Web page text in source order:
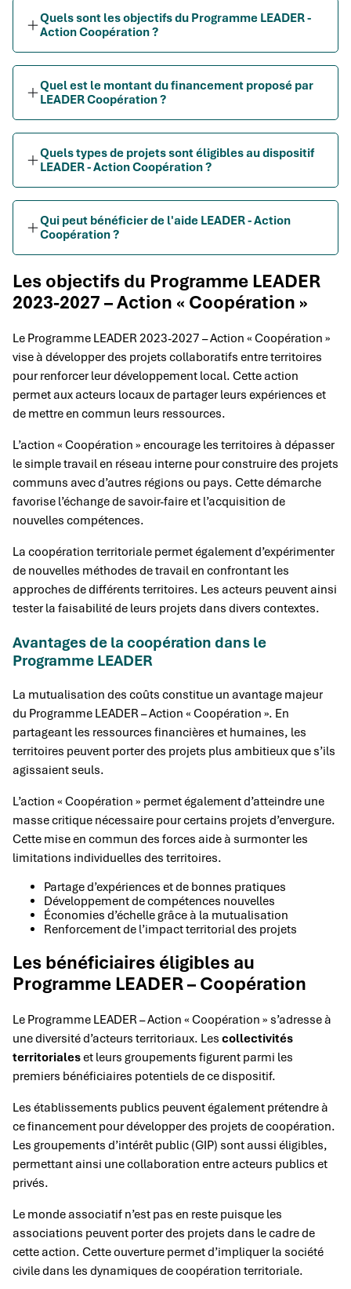
Quels sont les objectifs du Programme LEADER -
Action Coopération ?
Quel est le montant du financement proposé par
LEADER Coopération ?
Quels types de projets sont éligibles au dispositif
LEADER - Action Coopération ?
Qui peut bénéficier de l'aide LEADER - Action
Coopération ?
Les objectifs du Programme LEADER
2023-2027 – Action « Coopération »
Le Programme LEADER 2023-2027 – Action « Coopération »
vise à développer des projets collaboratifs entre territoires
pour renforcer leur développement local. Cette action
permet aux acteurs locaux de partager leurs expériences et
de mettre en commun leurs ressources.
L’action « Coopération » encourage les territoires à dépasser
le simple travail en réseau interne pour construire des projets
communs avec d’autres régions ou pays. Cette démarche
favorise l’échange de savoir-faire et l’acquisition de
nouvelles compétences.
La coopération territoriale permet également d’expérimenter
de nouvelles méthodes de travail en confrontant les
approches de différents territoires. Les acteurs peuvent ainsi
tester la faisabilité de leurs projets dans divers contextes.
Avantages de la coopération dans le
Programme LEADER
La mutualisation des coûts constitue un avantage majeur
du Programme LEADER – Action « Coopération ». En
partageant les ressources financières et humaines, les
territoires peuvent porter des projets plus ambitieux que s’ils
agissaient seuls.
L’action « Coopération » permet également d’atteindre une
masse critique nécessaire pour certains projets d’envergure.
Cette mise en commun des forces aide à surmonter les
limitations individuelles des territoires.
Partage d’expériences et de bonnes pratiques
Développement de compétences nouvelles
Économies d’échelle grâce à la mutualisation
Renforcement de l’impact territorial des projets
Les bénéficiaires éligibles au
Programme LEADER – Coopération
Le Programme LEADER – Action « Coopération » s’adresse à
une diversité d’acteurs territoriaux. Les collectivités
territorialeset leurs groupements figurent parmi les
premiers bénéficiaires potentiels de ce dispositif.
Les établissements publics peuvent également prétendre à
ce financement pour développer des projets de coopération.
Les groupements d’intérêt public (GIP) sont aussi éligibles,
permettant ainsi une collaboration entre acteurs publics et
privés.
Le monde associatif n’est pas en reste puisque les
associations peuvent porter des projets dans le cadre de
cette action. Cette ouverture permet d’impliquer la société
civile dans les dynamiques de coopération territoriale.